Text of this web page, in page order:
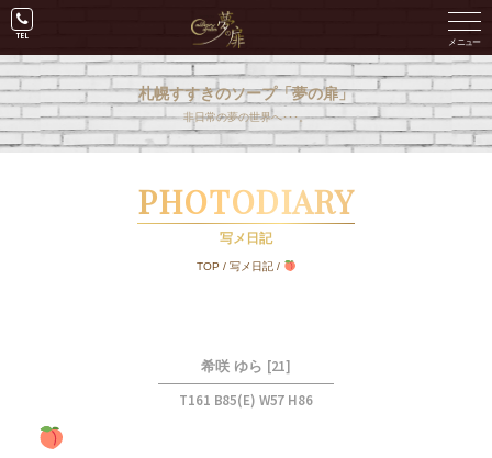
札幌すすきのソープ「夢の扉」
非日常の夢の世界へ･･･。
PHOTODIARY
写メ日記
TOP / 写メ日記/
希咲 ゆら [21]
T161 B85(E) W57 H86